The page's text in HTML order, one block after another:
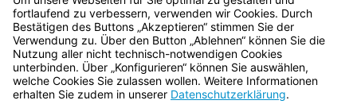
ist kein Gewerbe.
Bayern.de
BayernPortal